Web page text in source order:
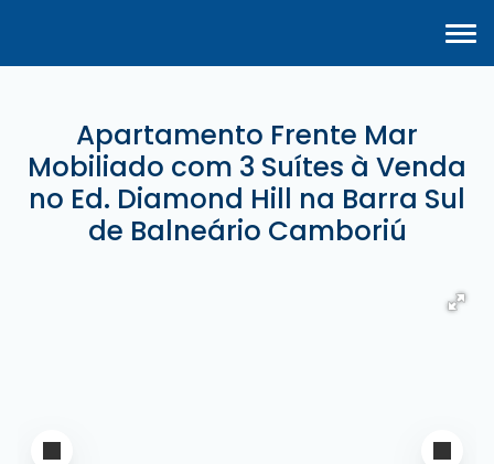
Apartamento Frente Mar
Mobiliado com 3 Suítes à Venda
no Ed. Diamond Hill na Barra Sul
de Balneário Camboriú